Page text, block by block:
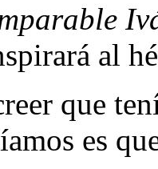
al
que
es